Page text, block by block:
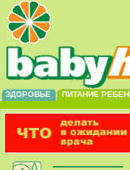
ЗДОРОВЬЕ ПИТАНИЕ